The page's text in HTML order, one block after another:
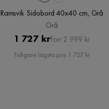
Ramsvik Sidobord 40x40 cm, Grå
Grå
Pris
1 727 krOriginal
Pris
Förr 2 999 kr
Tidigare lägsta pris 1 727 kr